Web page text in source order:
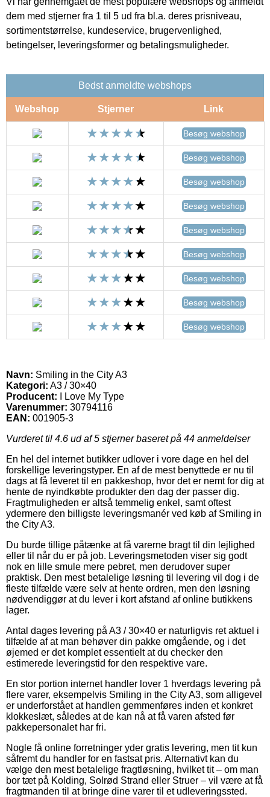
dem med stjerner fra 1 til 5 ud fra bl.a. deres prisniveau,
sortimentstørrelse, kundeservice, brugervenlighed,
betingelser, leveringsformer og betalingsmuligheder.
Bedst anmeldte webshops
Webshop Stjerner Link
Besøg webshop
Besøg webshop
Besøg webshop
Besøg webshop
Besøg webshop
Besøg webshop
Besøg webshop
Besøg webshop
Besøg webshop
Navn: Smiling in the City A3
Kategori: A3 / 30×40
Producent:
I Love My Type
Varenummer: 30794116
EAN: 001905-3
Vurderet til 4.6 ud af 5 stjerner baseret på 44 anmeldelser
En hel del internet butikker udlover i vore dage en hel del
forskellige leveringstyper. En af de mest benyttede er nu til
dags at få leveret til en pakkeshop, hvor det er nemt for dig at
hente de nyindkøbte produkter den dag der passer dig.
Fragtmuligheden er altså temmelig enkel, samt oftest
ydermere den billigste leveringsmanér ved køb af Smiling in
the City A3.
Du burde tillige påtænke at få varerne bragt til din lejlighed
eller til når du er på job. Leveringsmetoden viser sig godt
nok en lille smule mere pebret, men derudover super
praktisk. Den mest betalelige løsning til levering vil dog i de
fleste tilfælde være selv at hente ordren, men den løsning
nødvendiggør at du lever i kort afstand af online butikkens
lager.
Antal dages levering på A3 / 30×40 er naturligvis ret aktuel i
tilfælde af at man behøver din pakke omgående, og i det
øjemed er det komplet essentielt at du checker den
estimerede leveringstid for den respektive vare.
En stor portion internet handler lover 1 hverdags levering på
flere varer, eksempelvis Smiling in the City A3, som alligevel
er underforstået at handlen gemmenføres inden et konkret
klokkeslæt, således at de kan nå at få varen afsted før
pakkepersonalet har fri.
Nogle få online forretninger yder gratis levering, men tit kun
såfremt du handler for en fastsat pris. Alternativt kan du
vælge den mest betalelige fragtløsning, hvilket tit – om man
bor tæt på Kolding, Solrød Strand eller Struer – vil være at få
fragtmanden til at bringe dine varer til et udleveringssted.